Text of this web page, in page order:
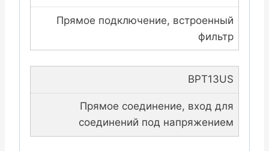
Прямое подключение, встроенный
фильтр
BPT13US
Прямое соединение, вход для
соединений под напряжением